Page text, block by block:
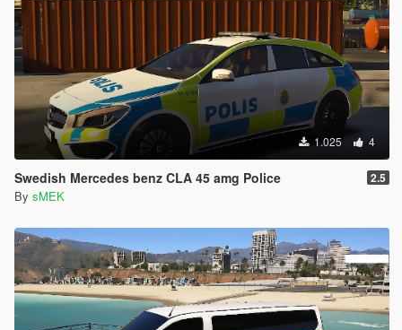
1.025 4
Swedish Mercedes benz CLA 45 amg Police 2.5
By sMEK